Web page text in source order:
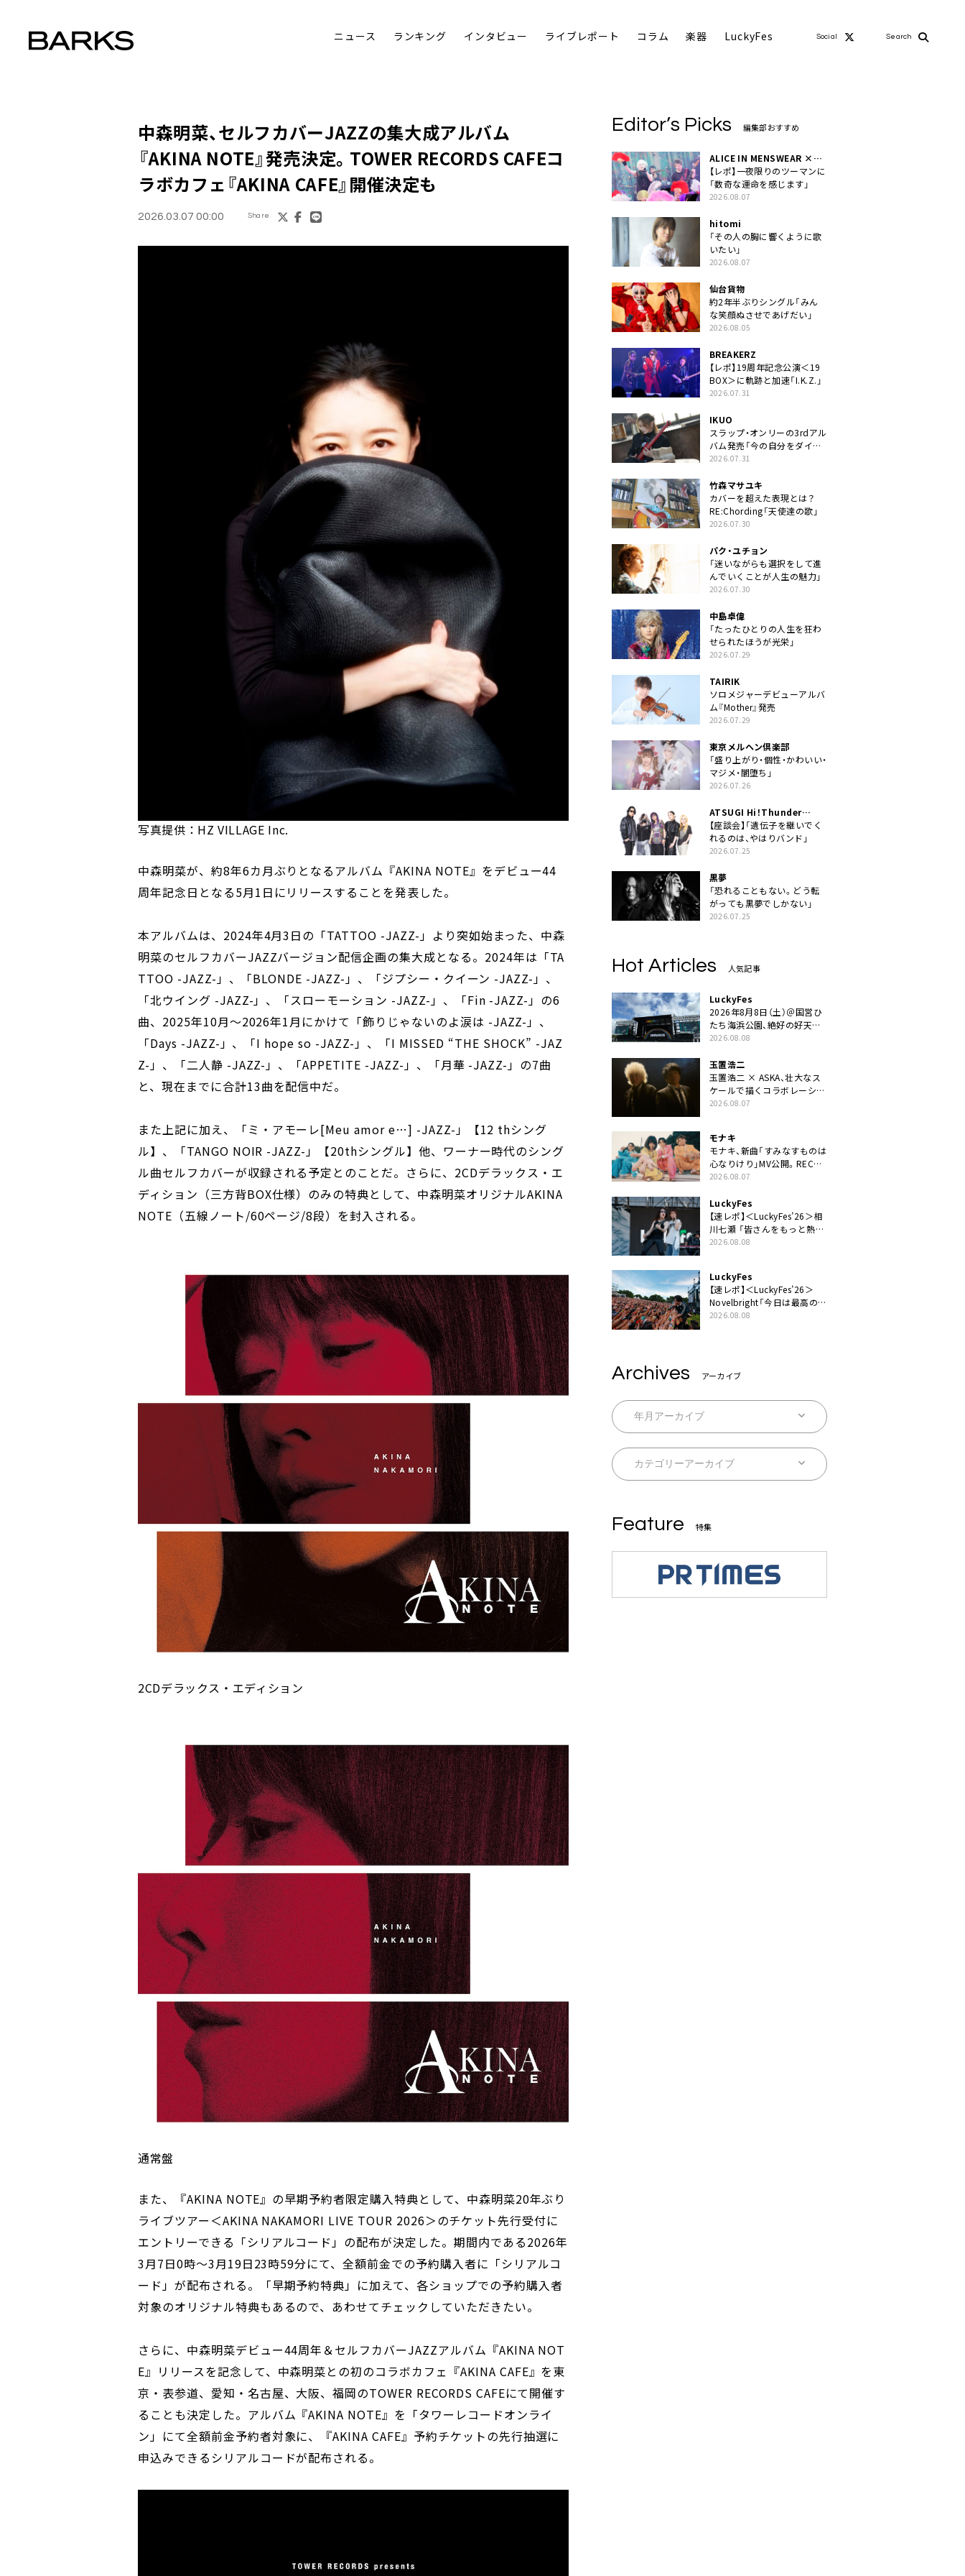
ニュース ランキング インタビュー ライブレポート コラム 楽器 LuckyFes Social Search
中森明菜、セルフカバーJAZZの集大成アルバム
『AKINA NOTE』発売決定。TOWER RECORDS CAFEコ
ラボカフェ『AKINA CAFE』開催決定も
2026.03.07 00:00 Share
写真提供：HZ VILLAGE Inc.
中森明菜が、約8年6カ月ぶりとなるアルバム『AKINA NOTE』をデビュー44
周年記念日となる5月1日にリリースすることを発表した。
本アルバムは、2024年4月3日の「TATTOO -JAZZ-」より突如始まった、中森
明菜のセルフカバーJAZZバージョン配信企画の集大成となる。2024年は「TA
TTOO -JAZZ-」、「BLONDE -JAZZ-」、「ジプシー・クイーン -JAZZ-」、
「北ウイング -JAZZ-」、「スローモーション -JAZZ-」、「Fin -JAZZ-」の6
曲、2025年10月～2026年1月にかけて「飾りじゃないのよ涙は -JAZZ-」、
「Days -JAZZ-」、「I hope so -JAZZ-」、「I MISSED “THE SHOCK” -JAZ
Z-」、「二人静 -JAZZ-」、「APPETITE -JAZZ-」、「月華 -JAZZ-」の7曲
と、現在までに合計13曲を配信中だ。
また上記に加え、「ミ・アモーレ[Meu amor e…] -JAZZ-」【12 thシング
ル】、「TANGO NOIR -JAZZ-」【20thシングル】他、ワーナー時代のシング
ル曲セルフカバーが収録される予定とのことだ。さらに、2CDデラックス・エ
ディション（三方背BOX仕様）のみの特典として、中森明菜オリジナルAKINA
NOTE（五線ノート/60ページ/8段）を封入される。
2CDデラックス・エディション
通常盤
また、『AKINA NOTE』の早期予約者限定購入特典として、中森明菜20年ぶり
ライブツアー＜AKINA NAKAMORI LIVE TOUR 2026＞のチケット先行受付に
エントリーできる「シリアルコード」の配布が決定した。期間内である2026年
3月7日0時～3月19日23時59分にて、全額前金での予約購入者に「シリアルコ
ード」が配布される。「早期予約特典」に加えて、各ショップでの予約購入者
対象のオリジナル特典もあるので、あわせてチェックしていただきたい。
さらに、中森明菜デビュー44周年＆セルフカバーJAZZアルバム『AKINA NOT
E』リリースを記念して、中森明菜との初のコラボカフェ『AKINA CAFE』を東
京・表参道、愛知・名古屋、大阪、福岡のTOWER RECORDS CAFEにて開催す
ることも決定した。アルバム『AKINA NOTE』を「タワーレコードオンライ
ン」にて全額前金予約者対象に、『AKINA CAFE』予約チケットの先行抽選に
申込みできるシリアルコードが配布される。
Editor’s Picks 編集部おすすめ
ALICE IN MENSWEAR ×
MASCHERA
【レポ】一夜限りのツーマンに
「数奇な運命を感じます」
2026.08.07
hitomi
「その人の胸に響くように歌
いたい」
2026.08.07
仙台貨物
約2年半ぶりシングル「みん
な笑顔ぬさせであげだい」
2026.08.05
BREAKERZ
【レポ】19周年記念公演＜19
BOX＞に軌跡と加速「I.K.Z.」
2026.07.31
IKUO
スラップ・オンリーの3rdアル
バム発売「今の自分をダイレ
クトに」
2026.07.31
竹森マサユキ
カバーを超えた表現とは？
RE:Chording「天使達の歌」
2026.07.30
パク・ユチョン
「迷いながらも選択をして進
んでいくことが人生の魅力」
2026.07.30
中島卓偉
「たったひとりの人生を狂わ
せられたほうが光栄」
2026.07.29
TAIRIK
ソロメジャーデビューアルバ
ム『Mother』発売
2026.07.29
東京メルヘン倶楽部
「盛り上がり・個性・かわいい・
マジメ・闇堕ち」
2026.07.26
ATSUGI Hi！Thunder
Rock Festival
【座談会】「遺伝子を継いでく
れるのは、やはりバンド」
2026.07.25
黒夢
「恐れることもない。どう転
がっても黒夢でしかない」
2026.07.25
Hot Articles 人気記事
LuckyFes
2026年8月8日（土）＠国営ひ
たち海浜公園、絶好の好天の
中＜LuckyFes’26＞開幕
2026.08.08
玉置浩二
玉置浩二 × ASKA、壮大なス
ケールで描くコラボレーショ
ン曲「音銀河」リリース決定。
2026.08.07
モナキ
モナキ、新曲「すみなすものは
心なりけり」MV公開。RECの
ギターにEvery Little Thing・
2026.08.07
LuckyFes
【速レポ】＜LuckyFes’26＞相
川七瀬 「皆さんをもっと熱
く、熱く、熱く盛り上げていき
2026.08.08
LuckyFes
【速レポ】＜LuckyFes’26＞
Novelbright「今日は最高のフ
ェス日和。最高の休日を、最
2026.08.08
Archives アーカイブ
Feature 特集